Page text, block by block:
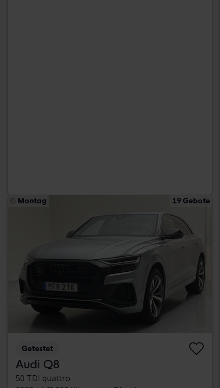
Montag 19 Gebote
Getestet
Audi Q8
50 TDI quattro